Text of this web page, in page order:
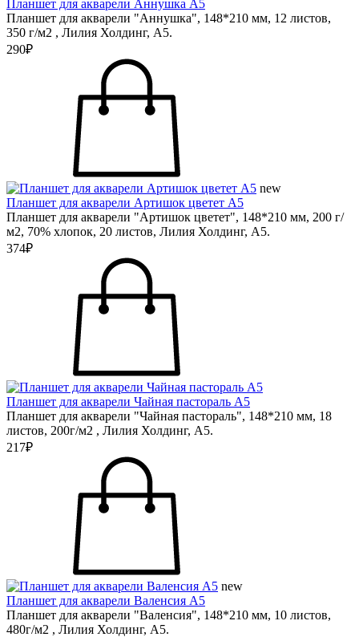
Планшет для акварели Аннушка А5
Планшет для акварели "Аннушка", 148*210 мм, 12 листов,
350 г/м2 , Лилия Холдинг, А5.
290₽
new
Планшет для акварели Артишок цветет А5
Планшет для акварели "Артишок цветет", 148*210 мм, 200 г/
м2, 70% хлопок, 20 листов, Лилия Холдинг, А5.
374₽
Планшет для акварели Чайная пастораль А5
Планшет для акварели "Чайная пастораль", 148*210 мм, 18
листов, 200г/м2 , Лилия Холдинг, А5.
217₽
new
Планшет для акварели Валенсия А5
Планшет для акварели "Валенсия", 148*210 мм, 10 листов,
480г/м2 , Лилия Холдинг, А5.